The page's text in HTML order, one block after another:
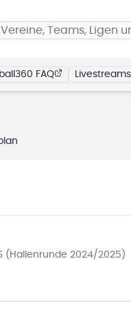
Teams, Ligen
FAQ Livestreams
(Hallenrunde 2024/2025)